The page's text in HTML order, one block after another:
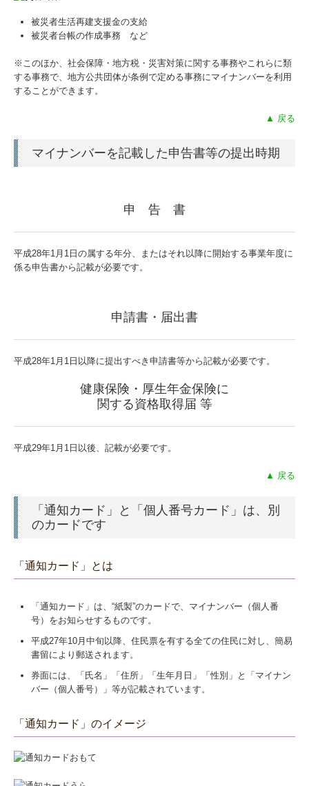
被災者生活再建支援金の支給
被災者台帳の作成事務 など
※このほか、社会保障・地方税・災害対策に関する事務やこれらに類
する事務で、地方公共団体が条例で定める事務にマイナンバーを利用
することができます。
▲ 戻る
マイナンバーを記載した申告書等の提出時期
申 告 書
平成28年1月1日の属する年分、またはそれ以降に開始する事業年度に
係る申告書から記載が必要です。
申請書・届出書
平成28年1月1日以降に提出すべき申請書等から記載が必要です。
健康保険・厚生年金保険に
関する資格取得届 等
平成29年1月1日以後、記載が必要です。
▲ 戻る
「通知カード」と「個人番号カード」は、別
のカードです
「通知カード」とは
「通知カード」は、“紙製”のカードで、マイナンバー（個人番
号）をお知らせするものです。
平成27年10月中旬以降、住民票を有する全ての住民に対し、簡易
書留により郵送されます。
券面には、「氏名」「住所」「生年月日」「性別」と「マイナン
バー（個人番号）」等が記載されています。
「通知カード」のイメージ